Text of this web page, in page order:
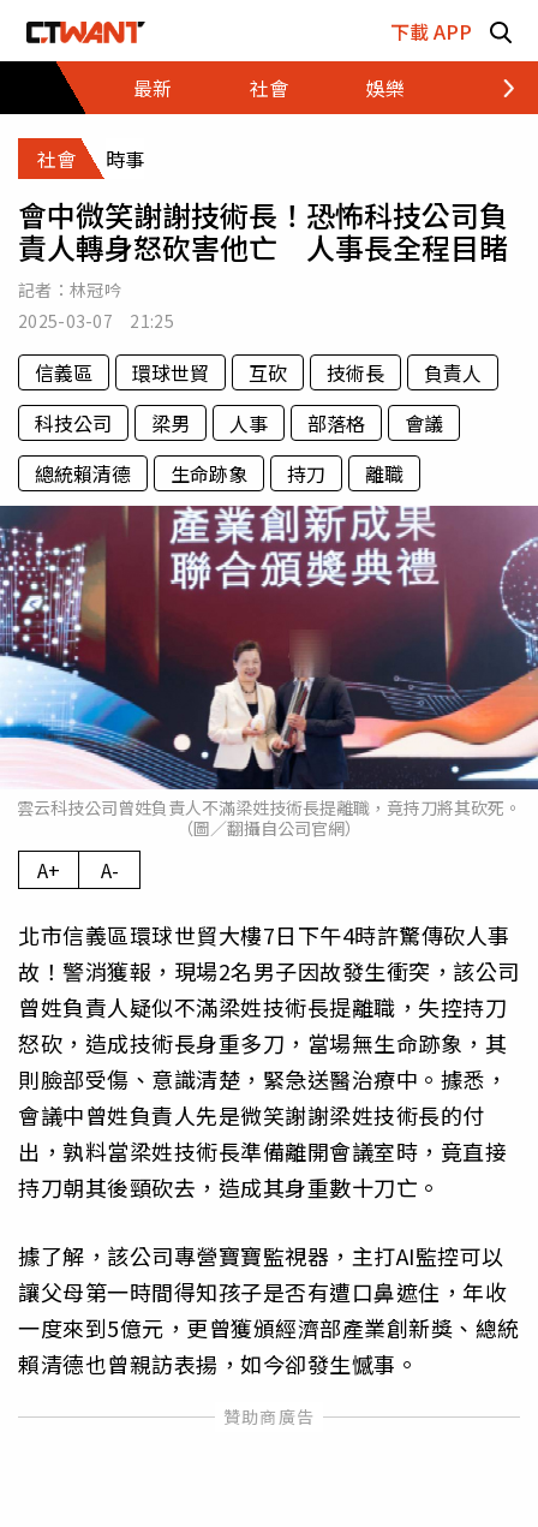
下載 APP
最新
社會 娛樂 財經
社會 時事
會中微笑謝謝技術長！恐怖科技公司負
責人轉身怒砍害他亡 人事長全程目睹
記者： 林冠吟
2025-03-07 21:25
信義區 環球世貿 互砍 技術長
負責人
科技公司
梁男 人事 部落格
會議
總統賴清德
生命跡象 持刀 離職
雲云科技公司曾姓負責人不滿梁姓技術長提離職，竟持刀將其砍死。
（圖／翻攝自公司官網）
A+ A-
北市信義區環球世貿大樓7日下午4時許驚傳砍人事
故！警消獲報，現場2名男子因故發生衝突，該公司
曾姓負責人疑似不滿梁姓技術長提離職，失控持刀
怒砍，造成技術長身重多刀，當場無生命跡象，其
則臉部受傷、意識清楚，緊急送醫治療中。據悉，
會議中曾姓負責人先是微笑謝謝梁姓技術長的付
出，孰料當梁姓技術長準備離開會議室時，竟直接
持刀朝其後頸砍去，造成其身重數十刀亡。
據了解，該公司專營寶寶監視器，主打AI監控可以
讓父母第一時間得知孩子是否有遭口鼻遮住，年收
一度來到5億元，更曾獲頒經濟部產業創新獎、總統
賴清德也曾親訪表揚，如今卻發生憾事。